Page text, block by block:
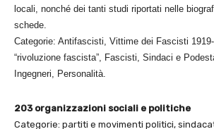
locali, nonché dei tanti studi riportati nelle
schede.
Categorie: Antifascisti, Vittime dei Fascisti
“rivoluzione fascista”, Fascisti, Sindaci e
Ingegneri, Personalità.
203 organizzazioni sociali e politiche
Categorie: partiti e movimenti politici,